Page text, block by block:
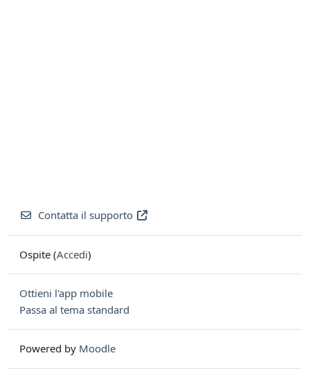
Contatta il supporto
Ospite (Accedi)
Ottieni l'app mobile
Passa al tema standard
Powered by Moodle